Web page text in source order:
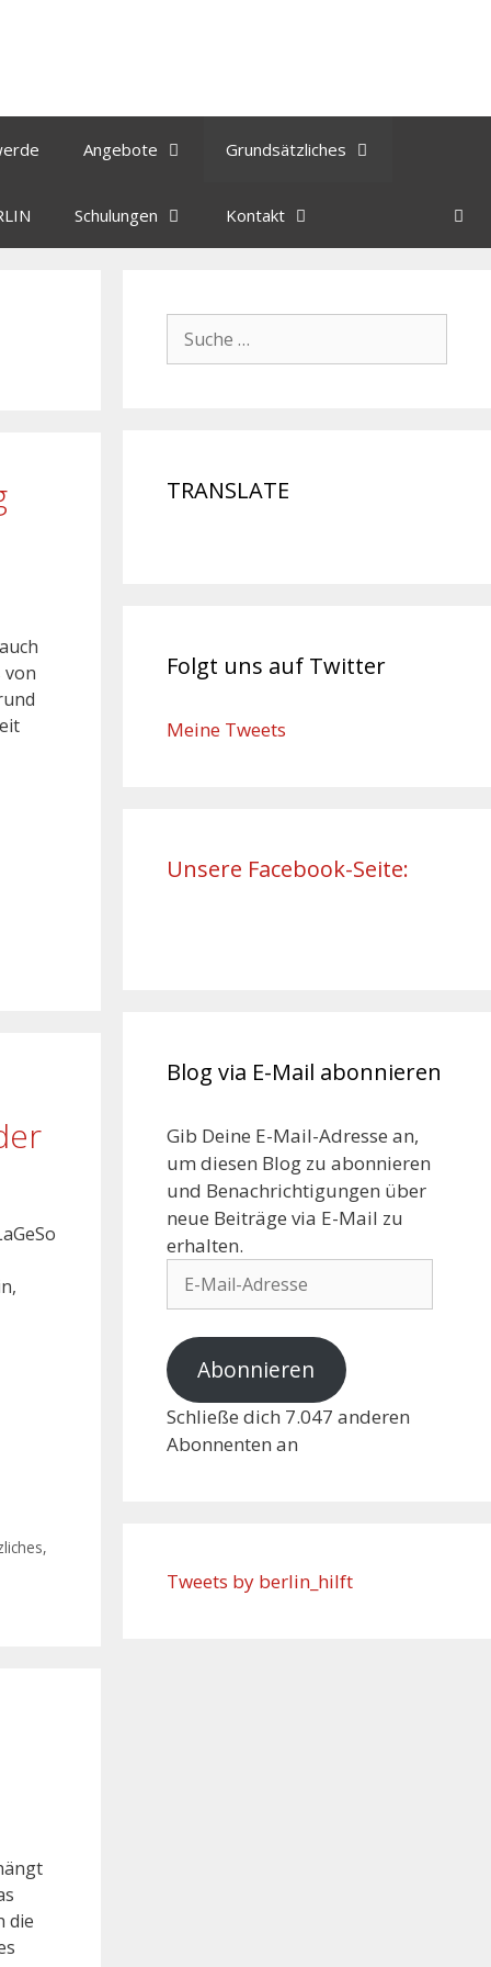
Angebote Grundsätzliches
Schulungen Kontakt
von
,
die
TRANSLATE
Folgt uns auf Twitter
Meine Tweets
Unsere Facebook-Seite:
Blog via E-Mail abonnieren
Gib Deine E-Mail-Adresse an,
um diesen Blog zu abonnieren
und Benachrichtigungen über
neue Beiträge via E-Mail zu
erhalten.
Abonnieren
Schließe dich 7.047 anderen
Abonnenten an
Tweets by berlin_hilft